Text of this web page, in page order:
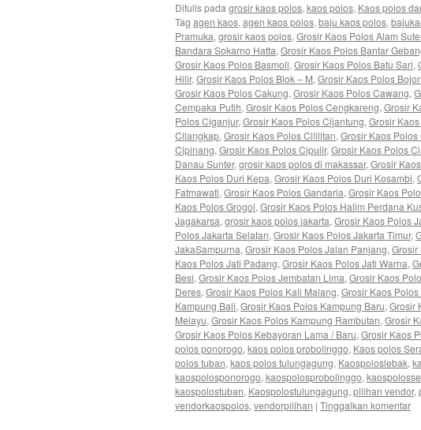
Ditulis pada grosir kaos polos, kaos polos, Kaos polos
Tag agen kaos, agen kaos polos, baju kaos polos,
Pramuka, grosir kaos polos, Grosir Kaos Polos Alam
Bandara Sokarno Hatta, Grosir Kaos Polos Bantar
Grosir Kaos Polos Basmoll, Grosir Kaos Polos Batu Sari,
Hilir, Grosir Kaos Polos Blok – M, Grosir Kaos Polos
Grosir Kaos Polos Cakung, Grosir Kaos Polos Cawang,
Cempaka Putih, Grosir Kaos Polos Cengkareng, Grosir
Polos Ciganjur, Grosir Kaos Polos Cijantung, Grosir
Cilangkap, Grosir Kaos Polos Cililitan, Grosir Kaos
Cipinang, Grosir Kaos Polos Cipulir, Grosir Kaos Polos
Danau Sunter, grosir kaos polos di makassar, Grosir
Kaos Polos Duri Kepa, Grosir Kaos Polos Duri Kosambi,
Fatmawati, Grosir Kaos Polos Gandaria, Grosir Kaos
Kaos Polos Grogol, Grosir Kaos Polos Halim Perdana
Jagakarsa, grosir kaos polos jakarta, Grosir Kaos Polos
Polos Jakarta Selatan, Grosir Kaos Polos Jakarta Timur,
JakaSampurna, Grosir Kaos Polos Jalan Panjang, Grosir
Kaos Polos Jati Padang, Grosir Kaos Polos Jati Warna,
Besi, Grosir Kaos Polos Jembatan Lima, Grosir Kaos
Deres, Grosir Kaos Polos Kali Malang, Grosir Kaos
Kampung Bali, Grosir Kaos Polos Kampung Baru, Grosir
Melayu, Grosir Kaos Polos Kampung Rambutan, Grosir
Grosir Kaos Polos Kebayoran Lama / Baru, Grosir Kaos
polos ponorogo, kaos polos probolinggo, Kaos polos
polos tuban, kaos polos tulungagung, Kaospoloslebak,
kaospolosponorogo, kaospolosprobolinggo,
kaospolostuban, Kaospolostulungagung, pilihan vendor,
vendorkaospolos, vendorpilihan | Tinggalkan komentar